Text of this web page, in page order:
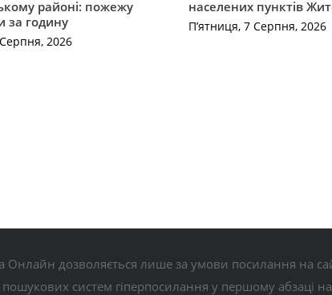
районі: пожежу
за годину
2026
населених пунктів
П’ятниця, 7 Серпня, 2026
Онлайн дозволяється лише за умови посилання на
систем гіперпосилання у першому абзаці